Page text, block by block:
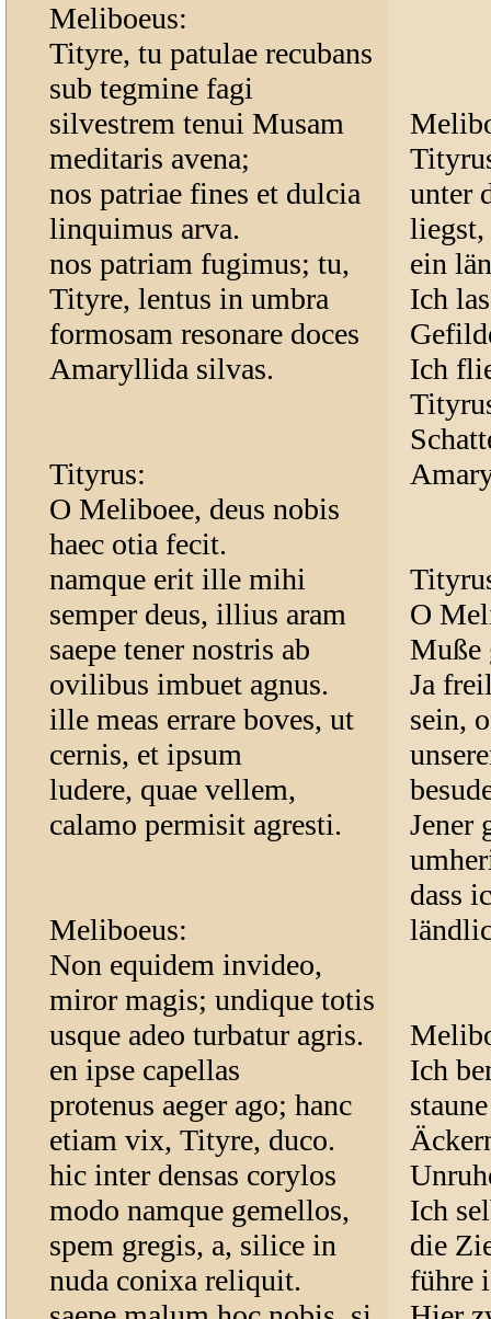
Meliboeus:
Tityre, tu patulae recubans
sub tegmine fagi
silvestrem tenui Musam
meditaris avena;
nos patriae fines et dulcia
linquimus arva.
nos patriam fugimus; tu,
Tityre, lentus in umbra
formosam resonare doces
Amaryllida silvas.
Tityrus:
O Meliboee, deus nobis
haec otia fecit.
namque erit ille mihi
semper deus, illius aram
saepe tener nostris ab
ovilibus imbuet agnus.
ille meas errare boves, ut
cernis, et ipsum
ludere, quae vellem,
calamo permisit agresti.
Meliboeus:
Non equidem invideo,
miror magis; undique totis
usque adeo turbatur agris.
en ipse capellas
protenus aeger ago; hanc
etiam vix, Tityre, duco.
hic inter densas corylos
modo namque gemellos,
spem gregis, a, silice in
nuda conixa reliquit.
unter
liegst,
ein
Ich
Ich
O
Muße
Ja
sein,
Jener
dass
Ich
Ich
die
führe